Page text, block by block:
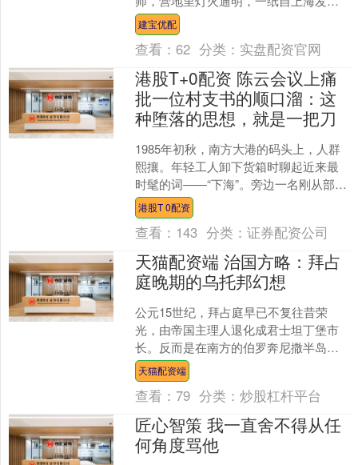
的电报却让篝火旁的欢声戛然而止——
中央命令毛泽东、朱....
建宝优配
查看：62 分类： 实盘配资官网
港股T+0配资 陈云会议上痛
批一位村支书的顺口溜：这
种堕落的思想，就是一把刀
1985年初秋，南方大港的码头上，人群
熙攘。年轻工人卸下货箱时聊起近来最
时髦的词——“下海”。旁边一名刚从部委
挂职返乡的干部低声感慨：“如今谁还提
理想？全城都在....
港股T 0配资
查看： 143 分类：证券配资公司
天猫配资端 治国方略：拜占
庭晚期的乌托邦幻想
公元15世纪，拜占庭早已不复往昔荣
光，由帝国主理人退化成君士坦丁堡市
长。反而是在南方的伯罗奔尼撒半岛，
还留存着相对较大的莫里亚公国，似乎
是重建未来基业的希望。 ....
天猫配资端
查看：79 分类：炒股杠杆平台
匠心智策 我一直舍不得从任
何角度骂他